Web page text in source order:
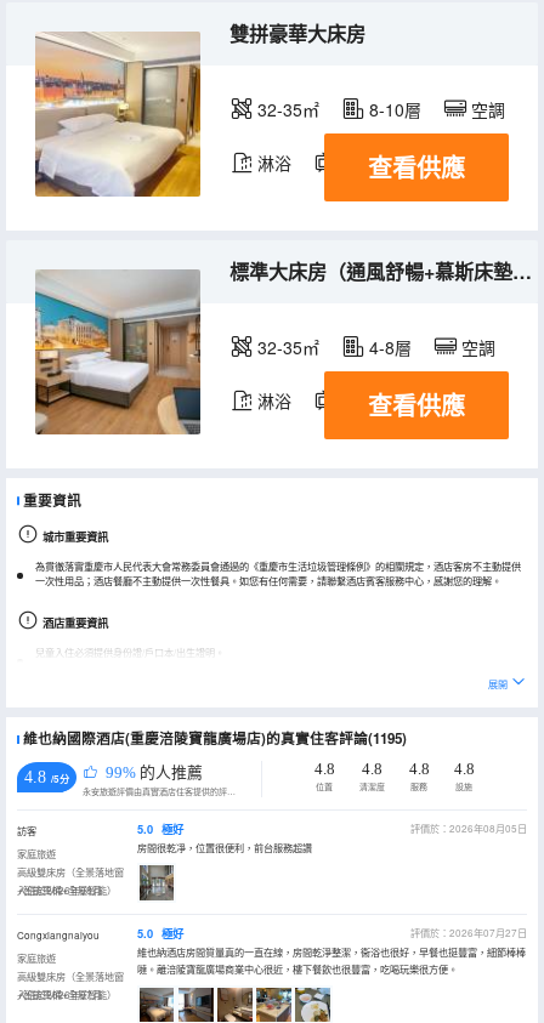
雙拼豪華大床房
32-35㎡ 8-10層 空調
淋浴 電視機
查看供應
標準大床房（通風舒暢+慕斯床墊+精品洗護）
32-35㎡ 4-8層 空調
淋浴 電視機
查看供應
重要資訊
城市重要資訊
為貫徹落實重慶市人民代表大會常務委員會通過的《重慶市生活垃圾管理條例》的相關規定，酒店客房不主動提供
一次性用品；酒店餐廳不主動提供一次性餐具。如您有任何需要，請聯繫酒店賓客服務中心，感謝您的理解。
酒店重要資訊
兒童入住必須提供身份證/戶口本/出生證明。
展開
維也納國際酒店(重慶涪陵寶龍廣場店)的真實住客評論(1195)
4.8 /5分 99% 的人推薦
永安旅遊評價由真實酒店住客提供的評價。
4.8
位置
4.8
清潔度
4.8
服務
4.8
設施
訪客
家庭旅遊
高級雙床房（全景落地窗
+智能馬桶+全屋智能）
入住於2026年08月
5.0 極好
評價於：2026年08月05日
房間很乾凈，位置很便利，前台服務超讚
Congxiangnaiyou
家庭旅遊
高級雙床房（全景落地窗
+智能馬桶+全屋智能）
入住於2026年07月
5.0 極好
評價於：2026年07月27日
維也納酒店房間質量真的一直在線，房間乾淨整潔，衞浴也很好，早餐也挺豐富，細節棒棒
噠。離涪陵寶龍廣場商業中心很近，樓下餐飲也很豐富，吃喝玩樂很方便。